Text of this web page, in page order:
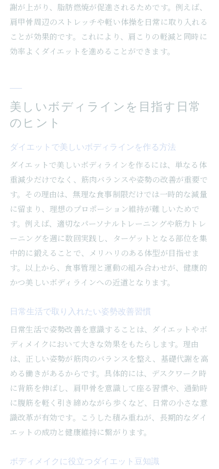
謝が上がり、脂肪燃焼が促進されるためです。例えば、
肩甲骨周辺のストレッチや軽い体操を日常に取り入れる
ことが効果的です。これにより、肩こりの軽減と同時に
効率よくダイエットを進めることができます。
美しいボディラインを目指す日常
のヒント
ダイエットで美しいボディラインを作る方法
ダイエットで美しいボディラインを作るには、単なる体
重減少だけでなく、筋肉バランスや姿勢の改善が重要で
す。その理由は、無理な食事制限だけでは一時的な減量
に留まり、理想のプロポーション維持が難しいためで
す。例えば、適切なパーソナルトレーニングや筋力トレ
ーニングを週に数回実践し、ターゲットとなる部位を集
中的に鍛えることで、メリハリのある体型が目指せま
す。以上から、食事管理と運動の組み合わせが、健康的
かつ美しいボディラインへの近道となります。
日常生活で取り入れたい姿勢改善習慣
日常生活で姿勢改善を意識することは、ダイエットやボ
ディメイクにおいて大きな効果をもたらします。理由
は、正しい姿勢が筋肉のバランスを整え、基礎代謝を高
める働きがあるからです。具体的には、デスクワーク時
に背筋を伸ばし、肩甲骨を意識して座る習慣や、通勤時
に腹筋を軽く引き締めながら歩くなど、日常の小さな意
識改革が有効です。こうした積み重ねが、長期的なダイ
エットの成功と健康維持に繋がります。
ボディメイクに役立つダイエット豆知識